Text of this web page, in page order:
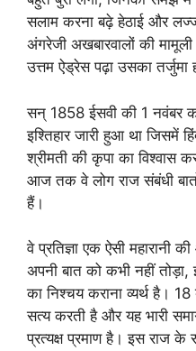
सलाम करना बढ़े हेठाई और
अंगरेजी अखबारवालों की
उत्तम ऐड्रेस पढ़ा उसका
सन्‌ 1858 ईसवी की 1 नवंबर
इश्तिहार जारी हुआ था जिसमें
श्रीमती की कृपा का विश्वास
आज तक वे लोग राज संबंधी
हैं।
वे प्रतिज्ञा एक ऐसी
अपनी बात को कभी नहीं
का निश्चय कराना व्यर्थ है।
सत्य करती है और यह भारी
प्रत्यक्ष प्रमाण है। इस राज